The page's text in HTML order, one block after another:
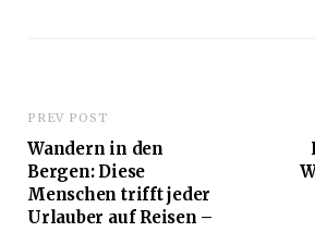
PREV POST
Wandern in den
Bergen: Diese
Menschen trifft jeder
Urlauber auf Reisen –